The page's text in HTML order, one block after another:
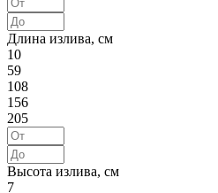
Длина излива, см
10
59
108
156
205
Высота излива, см
7